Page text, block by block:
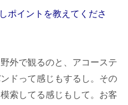
イントを教えてくださ
外で観るのと、アコーステ
ドって感じもするし。その
索してる感じもして。お客